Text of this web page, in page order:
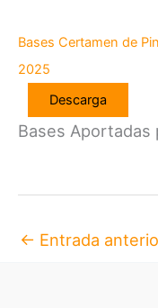
Bases Certamen de
2025
Descarga
Bases Aportadas
← Entrada